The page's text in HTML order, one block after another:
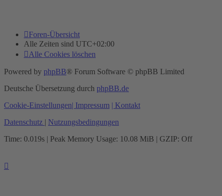
Foren-Übersicht
Alle Zeiten sind UTC+02:00
Alle Cookies löschen
Powered by phpBB® Forum Software © phpBB Limited
Deutsche Übersetzung durch phpBB.de
Cookie-Einstellungen| Impressum | Kontakt
Datenschutz | Nutzungsbedingungen
Time: 0.019s | Peak Memory Usage: 10.08 MiB | GZIP: Off